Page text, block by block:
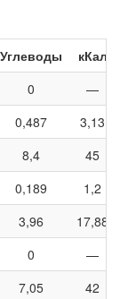
Углеводы
кКал
0
—
0,487
3,13
8,4
45
0,189
1,2
3,96
17,88
0
—
7,05
42